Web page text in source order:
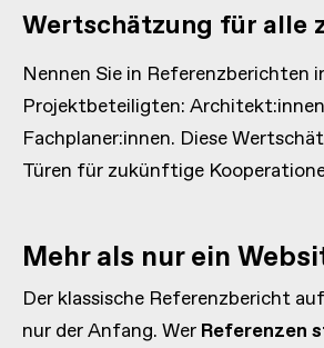
Wertschätzung für alle
Nennen Sie in Referenzberichten
Projektbeteiligten:
Fachplaner:innen. Diese
Türen für zukünftige
Mehr als nur ein
Der klassische Referenzbericht
nur der Anfang. Wer Referenzen